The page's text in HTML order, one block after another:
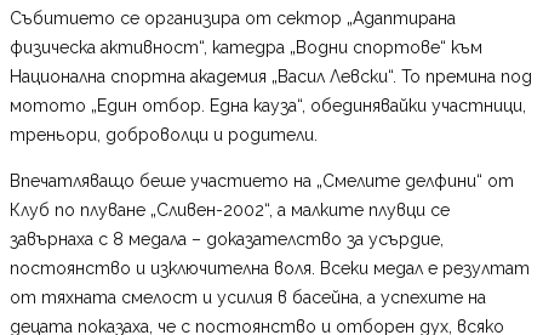
Събитието се организира от сектор „Адаптирана
физическа активност“, катедра „Водни спортове“ към
Национална спортна академия „Васил Левски“. То премина под
мотото „Един отбор. Една кауза“, обединявайки участници,
треньори, доброволци и родители.
Впечатляващо беше участието на „Смелите делфини“ от
Клуб по плуване „Сливен-2002“, а малките плувци се
завърнаха с 8 медала – доказателство за усърдие,
постоянство и изключителна воля. Всеки медал е резултат
от тяхната смелост и усилия в басейна, а успехите на
децата показаха, че с постоянство и отборен дух, всяко